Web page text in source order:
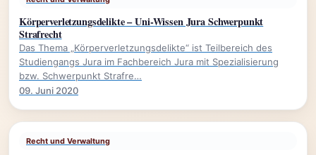
Körperverletzungsdelikte – Uni-Wissen Jura Schwerpunkt
Strafrecht
Das Thema „Körperverletzungsdelikte“ ist Teilbereich des
Studiengangs Jura im Fachbereich Jura mit Spezialisierung
bzw. Schwerpunkt Strafre…
09. Juni 2020
Recht und Verwaltung